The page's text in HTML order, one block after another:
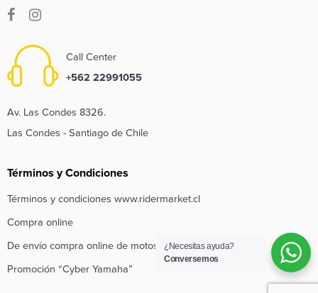
Call Center
+562 22991055
Av. Las Condes 8326.
Las Condes - Santiago de Chile
Términos y Condiciones
Términos y condiciones www.ridermarket.cl
Compra online
De envío compra online de motos e inscripción de regalo
Promoción “Cyber Yamaha”
¿Necesitas ayuda?
Conversemos